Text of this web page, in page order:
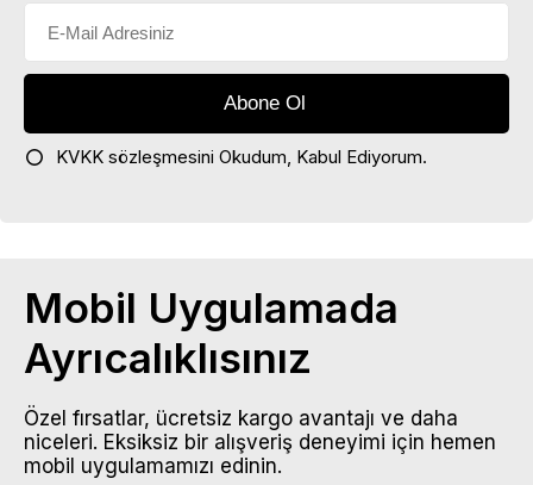
KVKK sözleşmesini Okudum, Kabul Ediyorum.
Mobil Uygulamada
Ayrıcalıklısınız
Özel fırsatlar, ücretsiz kargo avantajı ve daha
niceleri. Eksiksiz bir alışveriş deneyimi için hemen
mobil uygulamamızı edinin.